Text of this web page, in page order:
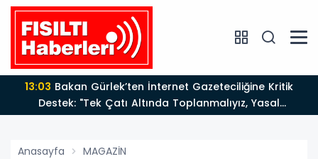
13:03
Destek: "Tek Çatı Altında Toplanmalıyız, Yasal
Düzenlemeye Hazırız"
Anasayfa MAGAZİN